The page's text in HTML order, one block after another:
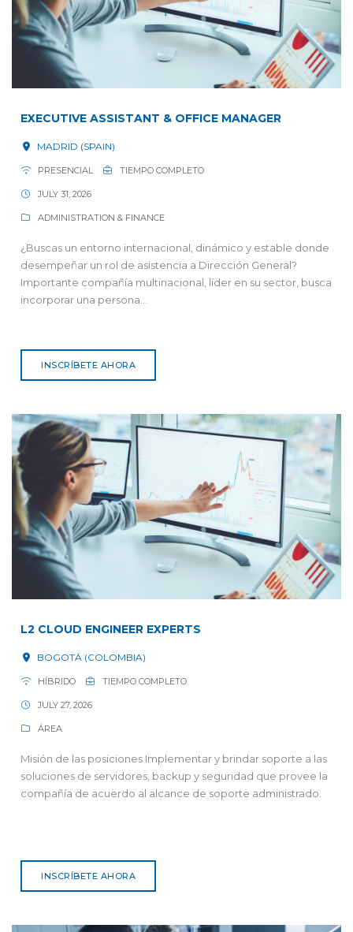
EXECUTIVE ASSISTANT & OFFICE MANAGER
MADRID (SPAIN)
PRESENCIAL TIEMPO COMPLETO
JULY 31, 2026
ADMINISTRATION & FINANCE
¿Buscas un entorno internacional, dinámico y estable donde
desempeñar un rol de asistencia a Dirección General?
Importante compañía multinacional, líder en su sector, busca
incorporar una persona...
INSCRÍBETE AHORA
L2 CLOUD ENGINEER EXPERTS
BOGOTÁ (COLOMBIA)
HÍBRIDO TIEMPO COMPLETO
JULY 27, 2026
ÁREA
Misión de las posiciones Implementar y brindar soporte a las
soluciones de servidores, backup y seguridad que provee la
compañía de acuerdo al alcance de soporte administrado.
INSCRÍBETE AHORA